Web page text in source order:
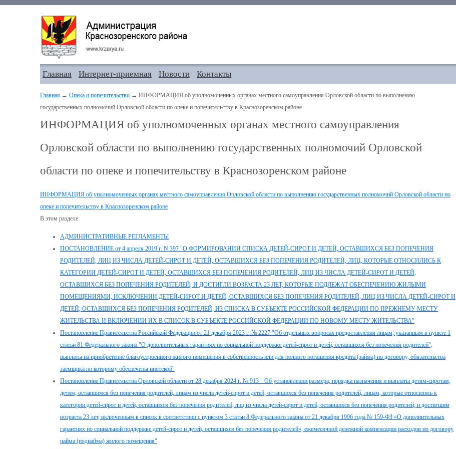
Главная Интернет-приемная Новости Контакты
Главная → Опека и попечительство → ИНФОРМАЦИЯ об уполномоченных органах местного самоуправления Орловской области по выполнению
государственных полномочий Орловской области по опеке и попечительству в Краснозоренском районе
ИНФОРМАЦИЯ об уполномоченных органах местного самоуправления
Орловской области по выполнению государственных полномочий Орловской
области по опеке и попечительству в Краснозоренском районе
ИНФОРМАЦИЯ об уполномоченных органах местного самоуправления Орловской области по выполнению государственных полномочий Орловской области по
опеке и попечительству в Краснозоренском районе
В этом разделе:
АДМИНИСТРАТИВНЫЕ РЕГЛАМЕНТЫ
ПОСТАНОВЛЕНИЕ от 4 апреля 2019 г. N 397 "О ФОРМИРОВАНИИ СПИСКА ДЕТЕЙ-СИРОТ И ДЕТЕЙ, ОСТАВШИХСЯ БЕЗ ПОПЕЧЕНИЯ
РОДИТЕЛЕЙ, ЛИЦ ИЗ ЧИСЛА ДЕТЕЙ-СИРОТ И ДЕТЕЙ, ОСТАВШИХСЯ БЕЗ ПОПЕЧЕНИЯ РОДИТЕЛЕЙ, ЛИЦ, КОТОРЫЕ ОТНОСИЛИСЬ К
КАТЕГОРИИ ДЕТЕЙ-СИРОТ И ДЕТЕЙ, ОСТАВШИХСЯ БЕЗ ПОПЕЧЕНИЯ РОДИТЕЛЕЙ, ЛИЦ ИЗ ЧИСЛА ДЕТЕЙ-СИРОТ И ДЕТЕЙ,
ОСТАВШИХСЯ БЕЗ ПОПЕЧЕНИЯ РОДИТЕЛЕЙ, И ДОСТИГЛИ ВОЗРАСТА 23 ЛЕТ, КОТОРЫЕ ПОДЛЕЖАТ ОБЕСПЕЧЕНИЮ ЖИЛЫМИ
ПОМЕЩЕНИЯМИ, ИСКЛЮЧЕНИИ ДЕТЕЙ-СИРОТ И ДЕТЕЙ, ОСТАВШИХСЯ БЕЗ ПОПЕЧЕНИЯ РОДИТЕЛЕЙ, ЛИЦ ИЗ ЧИСЛА ДЕТЕЙ-СИРОТ И
ДЕТЕЙ, ОСТАВШИХСЯ БЕЗ ПОПЕЧЕНИЯ РОДИТЕЛЕЙ, ИЗ СПИСКА В СУБЪЕКТЕ РОССИЙСКОЙ ФЕДЕРАЦИИ ПО ПРЕЖНЕМУ МЕСТУ
ЖИТЕЛЬСТВА И ВКЛЮЧЕНИИ ИХ В СПИСОК В СУБЪЕКТЕ РОССИЙСКОЙ ФЕДЕРАЦИИ ПО НОВОМУ МЕСТУ ЖИТЕЛЬСТВА"
Постановление Правительства Российской Федерации от 21 декабря 2023 г. № 2227 "Об отдельных вопросах предоставления лицам, указанным в пункте 1
статьи 81 Федерального закона "О дополнительных гарантиях по социальной поддержке детей-сирот и детей, оставшихся без попечения родителей",
выплаты на приобретение благоустроенного жилого помещения в собственность или для полного погашения кредита (займа) по договору, обязательства
заемщика по которому обеспечены ипотекой"
Постановление Правительства Орловской области от 28 декабря 2024 г. № 913 " Об установлении размера, порядка назначения и выплаты детям-сиротам,
детям, оставшимся без попечения родителей, лицам из числа детей-сирот и детей, оставшихся без попечения родителей, лицам, которые относились к
категории детей-сирот и детей, оставшихся без попечения родителей, лиц из числа детей-сирот и детей, оставшихся без попечения родителей, и достигшим
возраста 23 лет, включенным в список в соответствии с пунктом 3 статьи 8 Федерального закона от 21 декабря 1996 года № 159-ФЗ «О дополнительных
гарантиях по социальной поддержке детей-сирот и детей, оставшихся без попечения родителей», ежемесячной денежной компенсации расходов по договору
найма (поднайма) жилого помещения"